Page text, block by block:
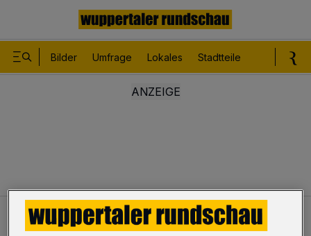
Bilder Umfrage Lokales Stadtteile
Termine Screenshot am Haspel